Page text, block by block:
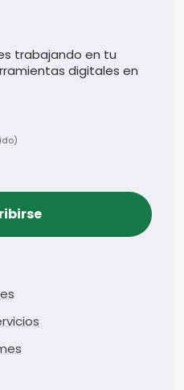
trabajando en tu
digitales en